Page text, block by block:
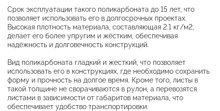
Срок эксплуатации такого поликарбоната до 15 лет, что
позволяет использовать его в долгосрочных проектах.
Высокая плотность материала, составляющая 2.1 кг/м2,
делает его более упругим и жёстким, обеспечивая
надёжность и долговечность конструкций.
Вид поликарбоната гладкий и жесткий, что позволяет
использовать его в конструкциях, где необходимо сохранить
форму и прочность на долгое время. Кроме того, листы в
такой толщине не сворачиваются в рулон, а перевозятся
листами в зависимости от габаритов материала, что
обеспечивает удобство транспортировки.